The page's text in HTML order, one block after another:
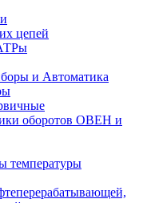
цепей
и Автоматика
оборотов ОВЕН и
температуры